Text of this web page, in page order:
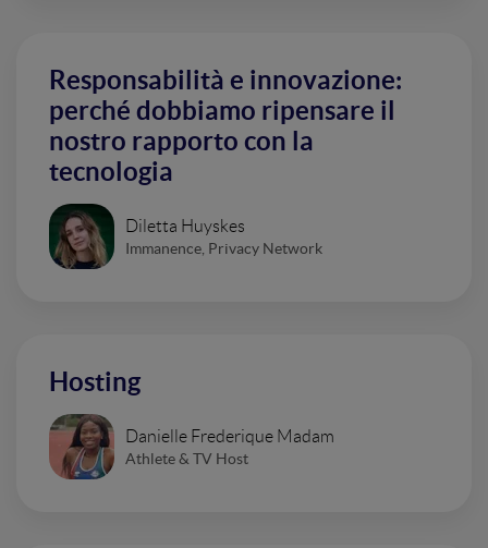
Responsabilità e innovazione:
perché dobbiamo ripensare il
nostro rapporto con la
tecnologia
Diletta Huyskes
Immanence, Privacy Network
Hosting
Danielle Frederique Madam
Athlete & TV Host